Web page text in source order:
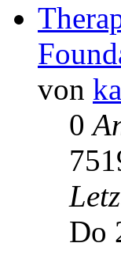
von
0
Do